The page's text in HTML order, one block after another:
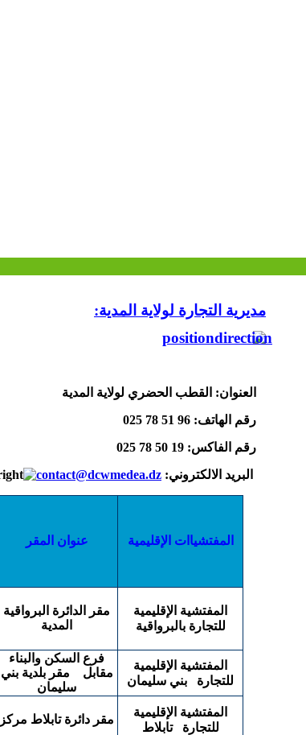
مديرية التجارة لولاية المدية:
العنوان: القطب الحضري لولاية المدية
رقم الهاتف: 96 51 78 025
رقم الفاكس: 19 50 78 025
البريد الالكتروني: contact@dcwmedea.dz
المفتشياات الإقليمية عنوان المقر
المفتشية الإقليمية
للتجارة بالبرواقية
مقر الدائرة البرواقية
المدية
المفتشية الإقليمية
للتجارة بني سليمان
فرع السكن والبناء
مقابل مقر بلدية بني
سليمان
المفتشية الإقليمية
للتجارة تابلاط
مقر دائرة تابلاط مركز